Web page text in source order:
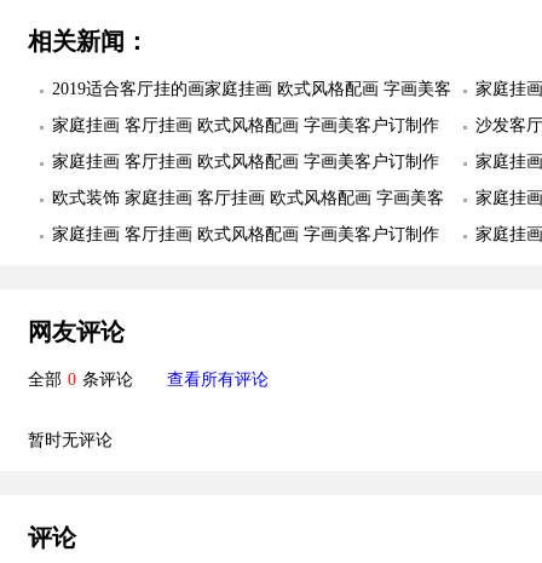
相关新闻：
2019适合客厅挂的画家庭挂画 欧式风格配画 字画美客
户订制作品安装实际图
家庭挂
品安装
家庭挂画 客厅挂画 欧式风格配画 字画美客户订制作
品安装实际图
沙发客
美客户
家庭挂画 客厅挂画 欧式风格配画 字画美客户订制作
品安装实际图
家庭挂
品安装
欧式装饰 家庭挂画 客厅挂画 欧式风格配画 字画美客
户订制作品安装实际图
家庭挂
品安装
家庭挂画 客厅挂画 欧式风格配画 字画美客户订制作
家庭挂
网友评论
全部 0 条评论 查看所有评论
暂时无评论
评论